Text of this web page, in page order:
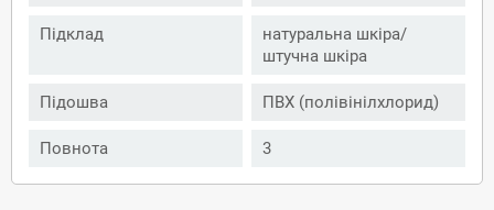
Підклад
натуральна шкіра/
штучна шкіра
Підошва ПВХ (полівінілхлорид)
Повнота 3